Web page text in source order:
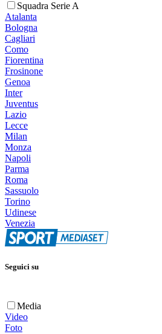
Squadra Serie A
Atalanta
Bologna
Cagliari
Como
Fiorentina
Frosinone
Genoa
Inter
Juventus
Lazio
Lecce
Milan
Monza
Napoli
Parma
Roma
Sassuolo
Torino
Udinese
Venezia
Seguici su
Media
Video
Foto